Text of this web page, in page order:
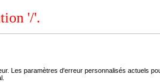
'/'.
Les paramètres d'erreur personnalisés actuels